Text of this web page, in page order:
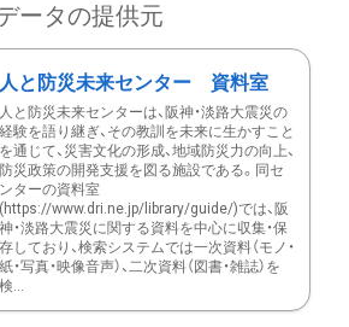
ータの提供元
人と防災未来センター 資料室
人と防災未来センターは、阪神・淡路大震災の
経験を語り継ぎ、その教訓を未来に生かすこと
を通じて、災害文化の形成、地域防災力の向上、
防災政策の開発支援を図る施設である。同セ
ンターの資料室
(https://www.dri.ne.jp/library/guide/)では、阪
神・淡路大震災に関する資料を中心に収集・保
存しており、検索システムでは一次資料（モノ・
紙・写真・映像音声）、二次資料（図書・雑誌）を
検...